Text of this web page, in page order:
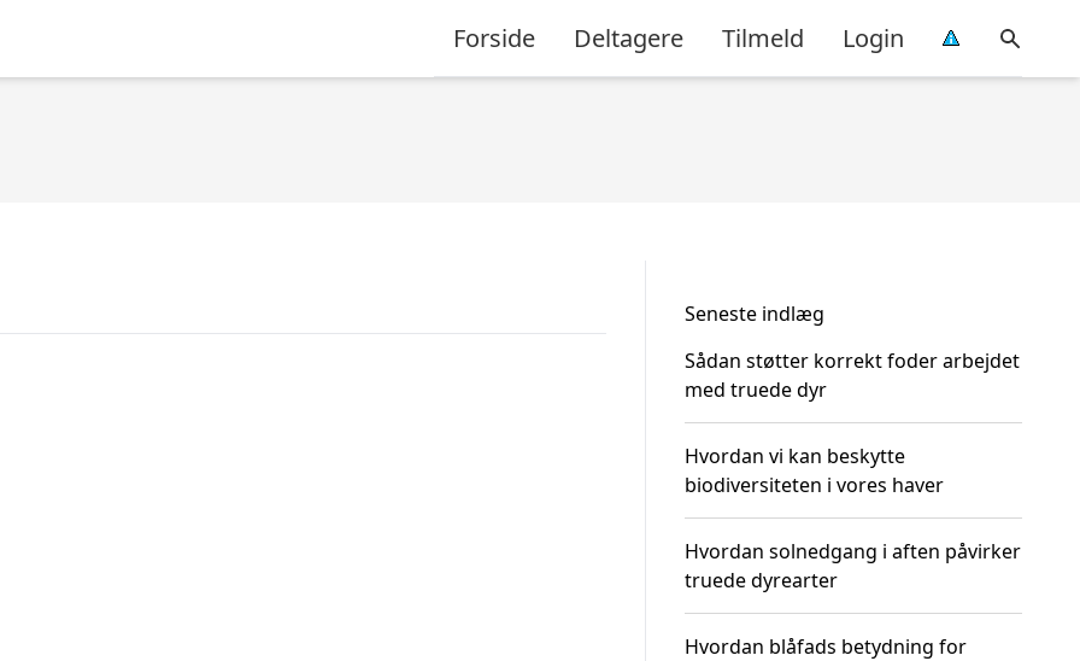
Forside Deltagere Tilmeld Login
Seneste indlæg
Sådan støtter korrekt foder arbejdet
med truede dyr
Hvordan vi kan beskytte
biodiversiteten i vores haver
Hvordan solnedgang i aften påvirker
truede dyrearter
Hvordan blåfads betydning for